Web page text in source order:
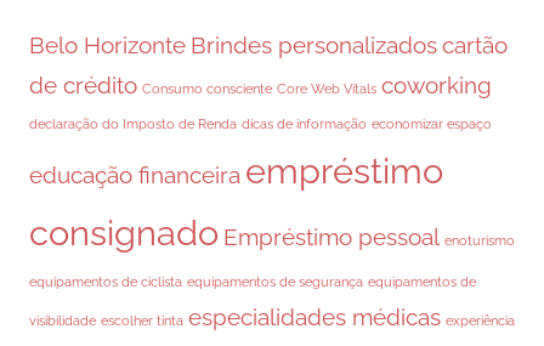
Belo Horizonte Brindes personalizadoscartão
de crédito Consumo consciente Core Web Vitals coworking
declaração do Imposto de Renda dicas de informação economizar espaço
educação financeira empréstimo
consignado Empréstimo pessoal enoturismo
equipamentos de ciclista equipamentos de segurança equipamentos de
visibilidade escolher tinta especialidades médicas experiência